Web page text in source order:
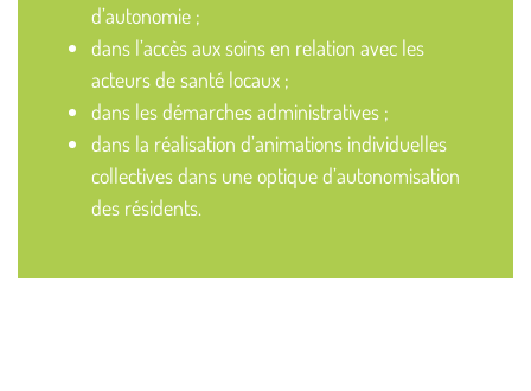
d’autonomie ;
dans l’accès aux soins en relation avec les
acteurs de santé locaux ;
dans les démarches administratives ;
dans la réalisation d’animations individuelles
collectives dans une optique d’autonomisation
des résidents.